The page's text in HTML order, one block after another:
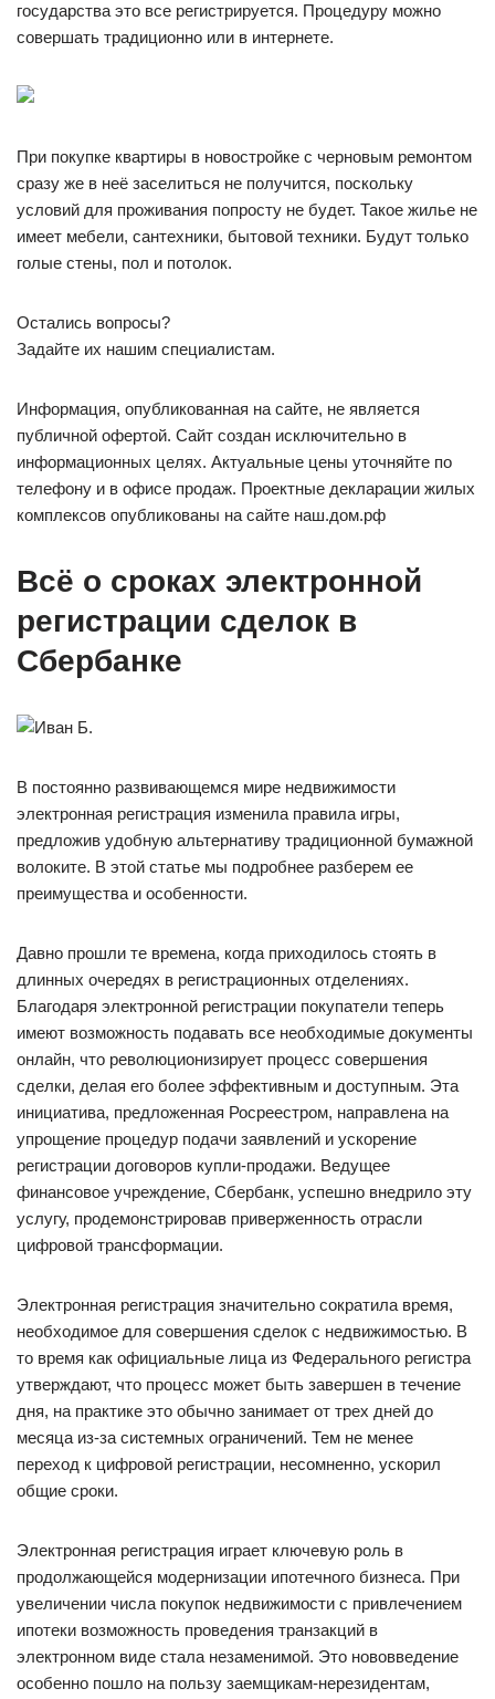
государства это все регистрируется. Процедуру можно
совершать традиционно или в интернете.
При покупке квартиры в новостройке с черновым ремонтом
сразу же в неё заселиться не получится, поскольку
условий для проживания попросту не будет. Такое жилье не
имеет мебели, сантехники, бытовой техники. Будут только
голые стены, пол и потолок.
Остались вопросы?
Задайте их нашим специалистам.
Информация, опубликованная на сайте, не является
публичной офертой. Сайт создан исключительно в
информационных целях. Актуальные цены уточняйте по
телефону и в офисе продаж. Проектные декларации жилых
комплексов опубликованы на сайте наш.дом.рф
Всё о сроках электронной
регистрации сделок в
Сбербанке
В постоянно развивающемся мире недвижимости
электронная регистрация изменила правила игры,
предложив удобную альтернативу традиционной бумажной
волоките. В этой статье мы подробнее разберем ее
преимущества и особенности.
Давно прошли те времена, когда приходилось стоять в
длинных очередях в регистрационных отделениях.
Благодаря электронной регистрации покупатели теперь
имеют возможность подавать все необходимые документы
онлайн, что революционизирует процесс совершения
сделки, делая его более эффективным и доступным. Эта
инициатива, предложенная Росреестром, направлена на
упрощение процедур подачи заявлений и ускорение
регистрации договоров купли-продажи. Ведущее
финансовое учреждение, Сбербанк, успешно внедрило эту
услугу, продемонстрировав приверженность отрасли
цифровой трансформации.
Электронная регистрация значительно сократила время,
необходимое для совершения сделок с недвижимостью. В
то время как официальные лица из Федерального регистра
утверждают, что процесс может быть завершен в течение
дня, на практике это обычно занимает от трех дней до
месяца из-за системных ограничений. Тем не менее
переход к цифровой регистрации, несомненно, ускорил
общие сроки.
Электронная регистрация играет ключевую роль в
продолжающейся модернизации ипотечного бизнеса. При
увеличении числа покупок недвижимости с привлечением
ипотеки возможность проведения транзакций в
электронном виде стала незаменимой. Это нововведение
особенно пошло на пользу заемщикам-нерезидентам,